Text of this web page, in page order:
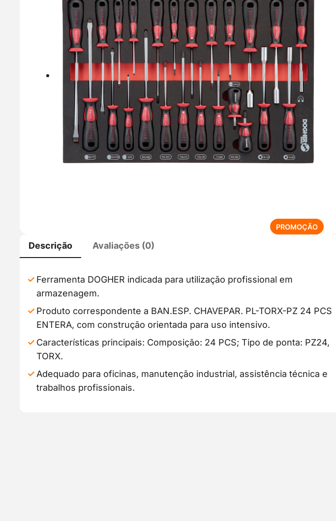
PROMOÇÃOP
M
R
O
Descrição Avaliações (0)
Ferramenta DOGHER indicada para utilização profissional em
armazenagem.
Produto correspondente a BAN.ESP. CHAVEPAR. PL-TORX-PZ 24 PCS
ENTERA, com construção orientada para uso intensivo.
Características principais: Composição: 24 PCS; Tipo de ponta: PZ24,
TORX.
Adequado para oficinas, manutenção industrial, assistência técnica e
trabalhos profissionais.